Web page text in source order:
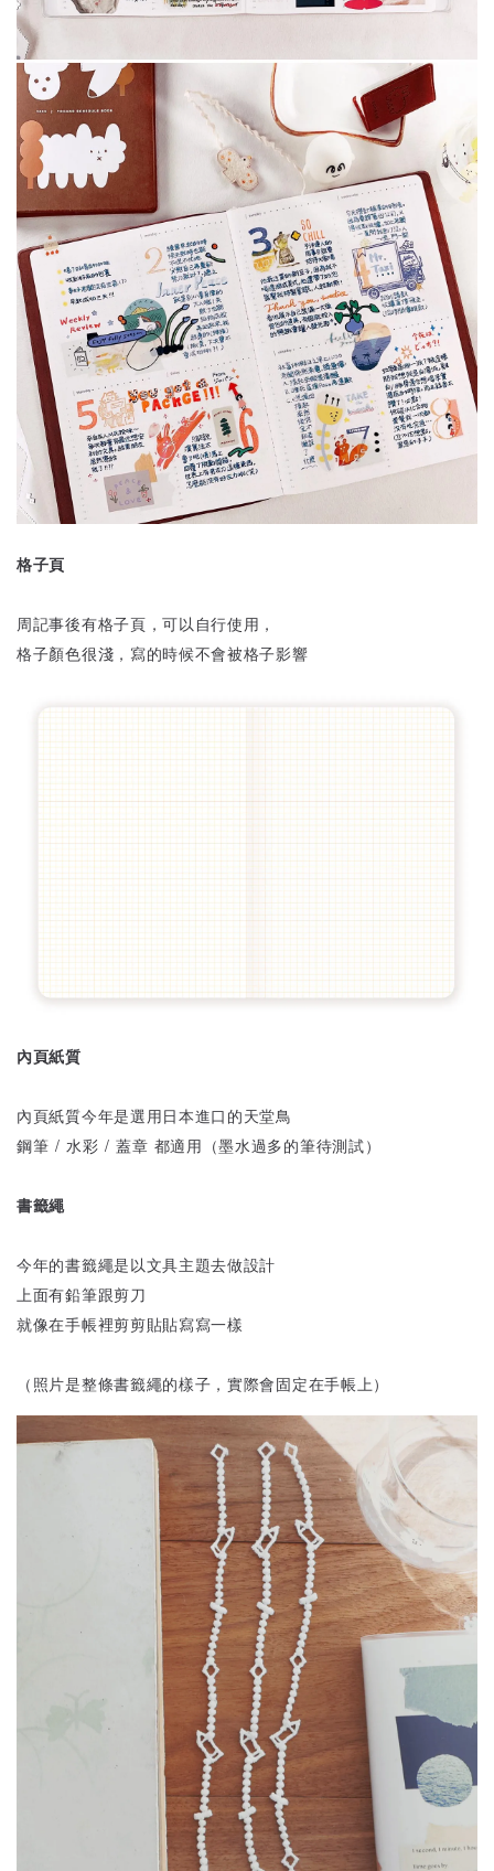
格子頁
周記事後有格子頁，可以自行使用，
格子顏色很淺，寫的時候不會被格子影響
內頁紙質
內頁紙質今年是選用日本進口的天堂鳥
鋼筆 / 水彩 / 蓋章 都適用（墨水過多的筆待測試）
書籤繩
今年的書籤繩是以文具主題去做設計
上面有鉛筆跟剪刀
就像在手帳裡剪剪貼貼寫寫一樣
（照片是整條書籤繩的樣子，實際會固定在手帳上）